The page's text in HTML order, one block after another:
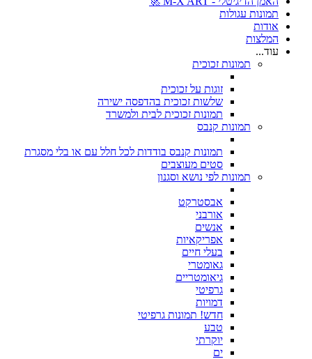
תמונות עגולות
אודות
המלצות
עוד...
תמונות זכוכית
זוגות על זכוכית
שלשות זכוכית בהדפסה ישירה
תמונות זכוכית לבית ולמשרד
תמונות קנבס
תמונות קנבס בודדות לכל חלל עם או בלי מסגרת
סטים מעוצבים
תמונות לפי נושא וסגנון
אבסטרקט
אורבני
אנשים
אפריקאיות
בעלי חיים
גאומטרי
גיאומטריים
גרפיטי
דמויות
חדש! תמונות גרפיטי
טבע
יוקרתי
ים